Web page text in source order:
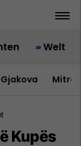
Welt
Gjakova
Kupës